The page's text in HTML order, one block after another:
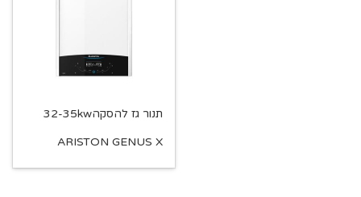
תנור גז להסקה32-35kw
ARISTON GENUS X